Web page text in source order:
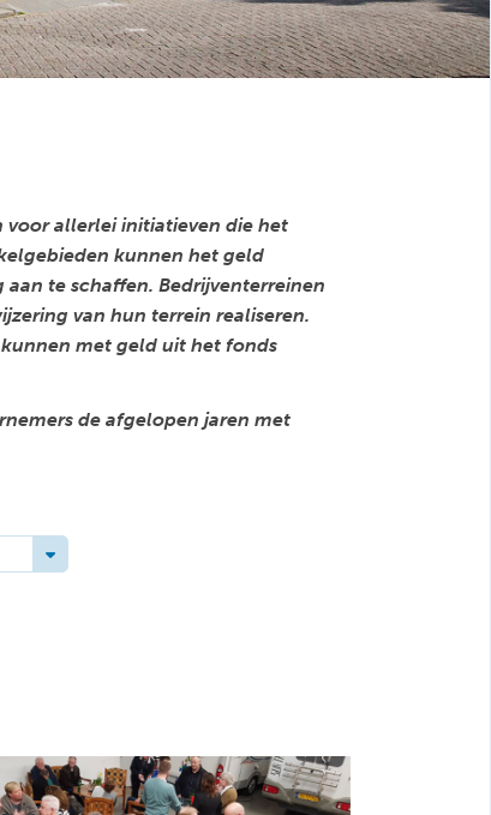
allerlei initiatieven die het
kunnen het geld
te schaffen. Bedrijventerreinen
van hun terrein realiseren.
met geld uit het fonds
de afgelopen jaren met
Toggle Dropdown